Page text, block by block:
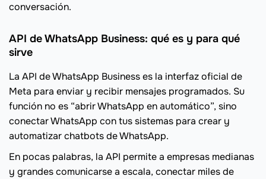
conversación.
API de WhatsApp Business: qué es y para qué
sirve
La API de WhatsApp Business es la interfaz oficial de
Meta para enviar y recibir mensajes programados. Su
función no es “abrir WhatsApp en automático”, sino
conectar WhatsApp con tus sistemas para crear y
automatizar chatbots de WhatsApp.
En pocas palabras, la API permite a empresas medianas
y grandes comunicarse a escala, conectar miles de